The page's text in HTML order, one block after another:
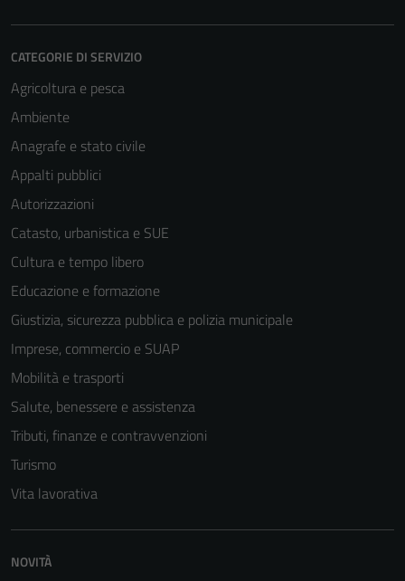
CATEGORIE DI SERVIZIO
Agricoltura e pesca
Ambiente
Anagrafe e stato civile
Appalti pubblici
Autorizzazioni
Catasto, urbanistica e SUE
Cultura e tempo libero
Educazione e formazione
Giustizia, sicurezza pubblica e polizia municipale
Imprese, commercio e SUAP
Mobilità e trasporti
Salute, benessere e assistenza
Tributi, finanze e contravvenzioni
Turismo
Vita lavorativa
NOVITÀ